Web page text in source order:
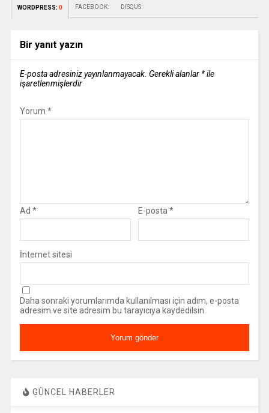
WORDPRESS: 0 FACEBOOK: DISQUS:
Bir yanıt yazın
E-posta adresiniz yayınlanmayacak. Gerekli alanlar *ile
işaretlenmişlerdir
Yorum *
Ad * E-posta *
İnternet sitesi
Daha sonraki yorumlarımda kullanılması için adım, e-posta
adresim ve site adresim bu tarayıcıya kaydedilsin.
GÜNCEL HABERLER